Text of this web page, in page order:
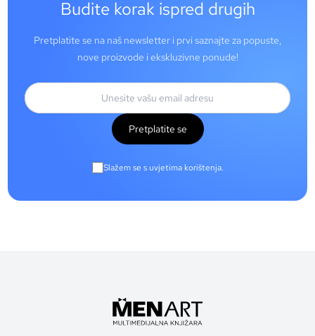
Budite korak ispred drugih
Pretplatite se na naš newsletter i prvi saznajte za popuste,
nove proizvode i ekskluzivne ponude!
Pretplatite se
Slažem se s uvjetima korištenja.